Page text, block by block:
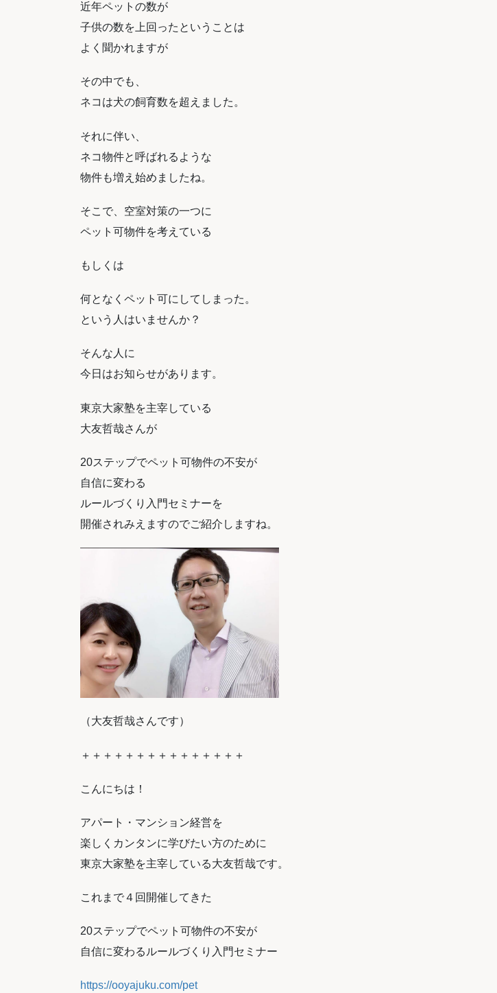
近年ペットの数が
子供の数を上回ったということは
よく聞かれますが
その中でも、
ネコは犬の飼育数を超えました。
それに伴い、
ネコ物件と呼ばれるような
物件も増え始めましたね。
そこで、空室対策の一つに
ペット可物件を考えている
もしくは
何となくペット可にしてしまった。
という人はいませんか？
そんな人に
今日はお知らせがあります。
東京大家塾を主宰している
大友哲哉さんが
20ステップでペット可物件の不安が
自信に変わる
ルールづくり入門セミナーを
開催されみえますのでご紹介しますね。
（大友哲哉さんです）
＋＋＋＋＋＋＋＋＋＋＋＋＋＋＋
こんにちは！
アパート・マンション経営を
楽しくカンタンに学びたい方のために
東京大家塾を主宰している大友哲哉です。
これまで４回開催してきた
20ステップでペット可物件の不安が
自信に変わるルールづくり入門セミナー
https://ooyajuku.com/pet